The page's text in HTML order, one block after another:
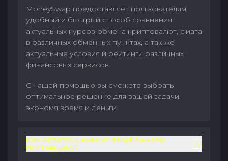
MoneySwap предоставляет пользователям
удобный и быстрый способ сравнения
актуальных курсов обмена криптовалют, фиата
в различных обменных пунктах, а так же
актуальные условия и рейтинги различных
финансовых сервисов.
С нашей помощью вы сможете выбрать
оптимальное решение для вашей задачи,
экономя время и деньги.
Как оплатить инвойс зарубежному
поставщику?